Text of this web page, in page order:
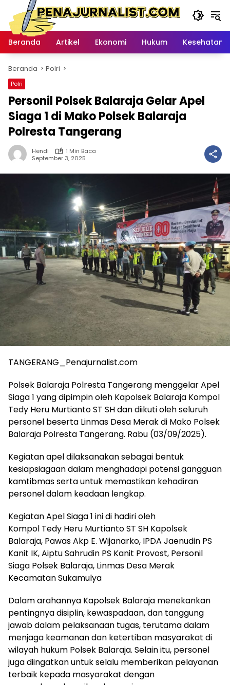
Langsung
konten
Beranda
Artikel Ekonomi Hukum Kesehatan
Beranda Polri
Polri
Personil Polsek Balaraja Gelar Apel
Siaga 1 di Mako Polsek Balaraja
Polresta Tangerang
Hendi
1 Min Baca
September 3, 2025
TANGERANG_Penajurnalist.com
Polsek Balaraja Polresta Tangerang menggelar Apel
Siaga 1 yang dipimpin oleh Kapolsek Balaraja Kompol
Tedy Heru Murtianto ST SH dan diikuti oleh seluruh
personel beserta Linmas Desa Merak di Mako Polsek
Balaraja Polresta Tangerang. Rabu (03/09/2025).
Kegiatan apel dilaksanakan sebagai bentuk
kesiapsiagaan dalam menghadapi potensi gangguan
kamtibmas serta untuk memastikan kehadiran
personel dalam keadaan lengkap.
Kegiatan Apel Siaga 1 ini di hadiri oleh
Kompol Tedy Heru Murtianto ST SH Kapolsek
Balaraja, Pawas Akp E. Wijanarko, IPDA Jaenudin PS
Kanit IK, Aiptu Sahrudin PS Kanit Provost, Personil
Siaga Polsek Balaraja, Linmas Desa Merak
Kecamatan Sukamulya
Dalam arahannya Kapolsek Balaraja menekankan
pentingnya disiplin, kewaspadaan, dan tanggung
jawab dalam pelaksanaan tugas, terutama dalam
menjaga keamanan dan ketertiban masyarakat di
wilayah hukum Polsek Balaraja. Selain itu, personel
juga diingatkan untuk selalu memberikan pelayanan
terbaik kepada masyarakat dengan